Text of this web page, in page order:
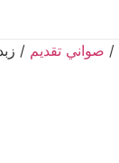
/ صواني تقديم /